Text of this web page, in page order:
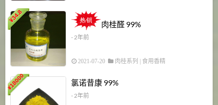
¥
34.8
肉桂醛 99%
- 2年前
2021-07-20 肉桂系列 食用香精
¥
18000 氯诺昔康 99%
- 2年前